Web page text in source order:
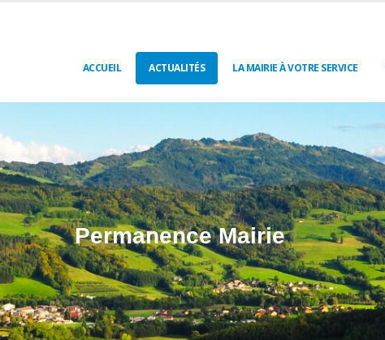
ACCUEIL ACTUALITÉS LA MAIRIE À VOTRE SERVICE
Permanence Mairie